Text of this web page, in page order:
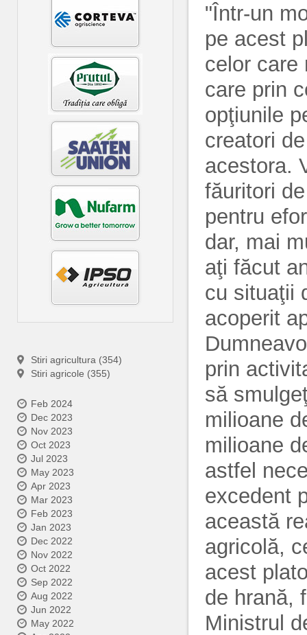
Stiri agricultura (354)
Stiri agricole (355)
Feb 2024
Dec 2023
Nov 2023
Oct 2023
Jul 2023
May 2023
Apr 2023
Mar 2023
Feb 2023
Jan 2023
Dec 2022
Nov 2022
Oct 2022
Sep 2022
Aug 2022
Jun 2022
May 2022
"Într-un
pe acest
celor care
care prin
opţiunile
creatori
acestora.
făuritori
pentru
dar, mai
aţi făcut
cu situaţii
acoperit
prin
să
milioane
milioane
astfel
excedent
această
agricolă,
acest
de hrană,
Ministrul